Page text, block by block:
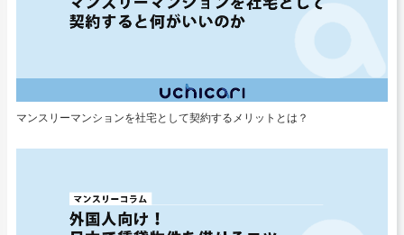
マンスリーマンションを社宅として契約するメリットとは？